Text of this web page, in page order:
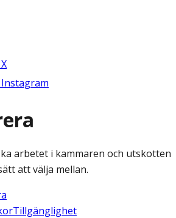
arbetet i kammaren och utskotten
att välja mellan.
Tillgänglighet